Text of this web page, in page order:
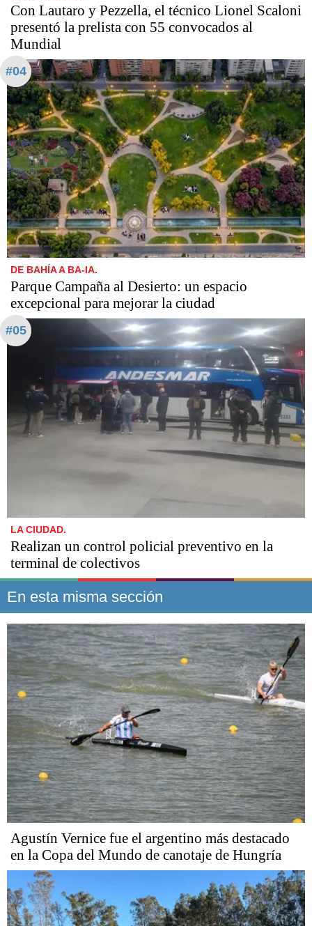
Con Lautaro y Pezzella, el técnico Lionel Scaloni
presentó la prelista con 55 convocados al
Mundial
#04
DE BAHÍA A BA-IA.
Parque Campaña al Desierto: un espacio
excepcional para mejorar la ciudad
#05
LA CIUDAD.
Realizan un control policial preventivo en la
terminal de colectivos
En esta misma sección
Agustín Vernice fue el argentino más destacado
en la Copa del Mundo de canotaje de Hungría